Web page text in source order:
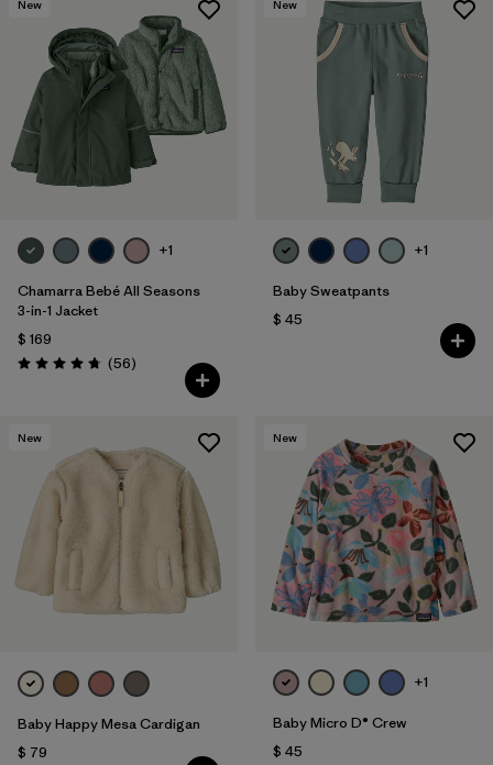
New
+1
Chamarra Bebé All Seasons
3-in-1 Jacket
$ 169
Valoración: 4.8 / 5
(56Comentarios
)
New
+1
Baby Sweatpants
$ 45
New
Baby Happy Mesa Cardigan
$ 79
New
+1
Baby Micro D® Crew
$ 45